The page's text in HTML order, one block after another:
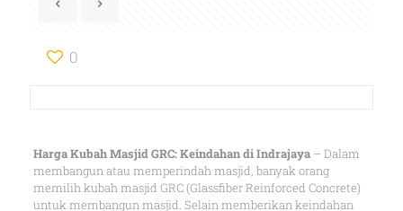
0
Harga Kubah Masjid GRC: Keindahan di Indrajaya– Dalam
membangun atau memperindah masjid, banyak orang
memilih kubah masjid GRC (Glassfiber Reinforced Concrete)
untuk membangun masjid. Selain memberikan keindahan